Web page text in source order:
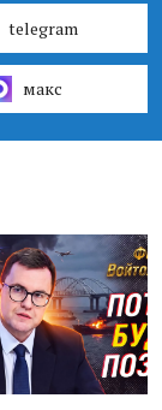
telegram
макс